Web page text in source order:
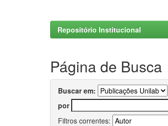
Repositório Institucional
Página de Busca
Buscar em:
por
Filtros correntes: